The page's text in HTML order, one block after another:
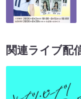
関連ライブ配